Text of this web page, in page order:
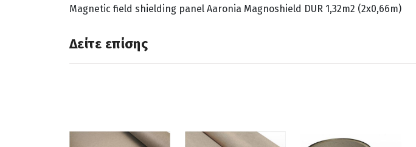
Magnetic field shielding panel Aaronia Magnoshield DUR 1,32m2 (2x0,66m)
Δείτε επίσης